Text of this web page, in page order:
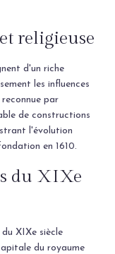
religieuse
d'un riche
les influences
par
de constructions
l'évolution
en 1610.
du XIXe
XIXe siècle
du royaume